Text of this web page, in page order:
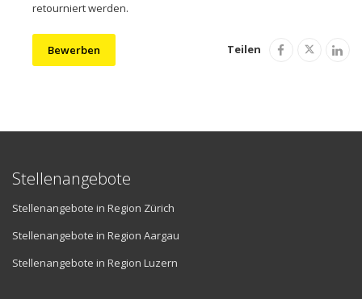
retourniert werden.
Bewerben Teilen
Stellenangebote
Stellenangebote in Region Zürich
Stellenangebote in Region Aargau
Stellenangebote in Region Luzern